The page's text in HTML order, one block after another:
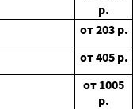
р.
от203р.
от405р.
от 1005
р.